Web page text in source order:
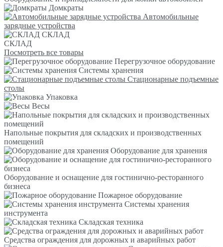
Домкраты
Автомобильные
зарядные устройства
СКЛАД
СКЛАД
Посмотреть все товары
Перегрузочное оборудование
Системы хранения
Стационарные подъемные
столы
Упаковка
Весы
Напольные покрытия для складских и производственных
помещений
Оборудование для хранения
Оборудование и оснащение для гостинично-ресторанного
бизнеса
Пожарное оборудование
Системы хранения
инструмента
Складская техника
Средства ограждения для дорожных и аварийных работ